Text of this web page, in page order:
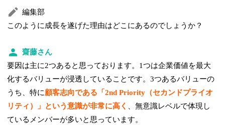
編集部
このように成長を遂げた理由はどこにあるのでしょうか？
齋藤さん
要因は主に2つあると思っております。1つは企業価値を最大
化するバリューが浸透していることです。3つあるバリューの
うち、特に顧客志向である「2nd Priority（セカンドプライオ
リティ）」という意識が非常に高く
、無意識レベルで体現し
ているメンバーが多いと思っています。